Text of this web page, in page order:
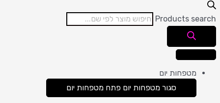
Products search
מטפחות יום
סגור מטפחות יום פתח מטפחות יום